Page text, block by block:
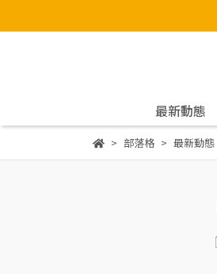
最新動態
部落格 最新動態